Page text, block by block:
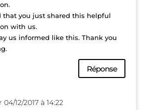
that you just shared this helpful
with us.
us informed like this. Thank you
Réponse
04/12/2017 à 14:22